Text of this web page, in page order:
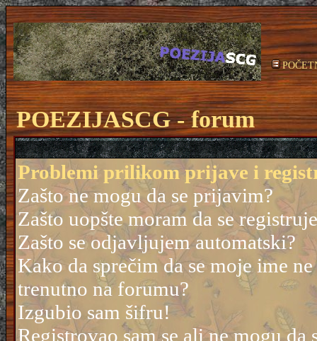
POEZIJASCG - forum
Problemi prilikom prijave i
Zašto ne mogu da se prijavim?
Zašto uopšte moram da se
Zašto se odjavljujem automatski?
Kako da sprečim da se moje ime
trenutno na forumu?
Izgubio sam šifru!
Registrovao sam se ali ne mogu